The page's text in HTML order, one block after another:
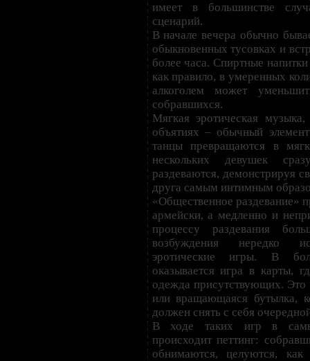
имеет в большинстве
сценарий.
В начале вечера обычно
обыкновенных тусовках и
более часа. Спиртные
как правило, в умеренных
алкоголем может
собравшихся.
Мягкая эротическая
объятиях – обычный
танцы превращаются в
нескольких девушек
раздеваются, демонстрируя
друга самым интимным
«Общественное раздевание»
армейски, а медленно и
процессу раздевания
возбуждения нередко
эротические игры. В
оказывается игра в карты,
одежда присутствующих. Это
или вращающаяся бутылка,
должен снять с себя
В ходе таких игр в
происходит петтинг:
обнимаются, целуются,